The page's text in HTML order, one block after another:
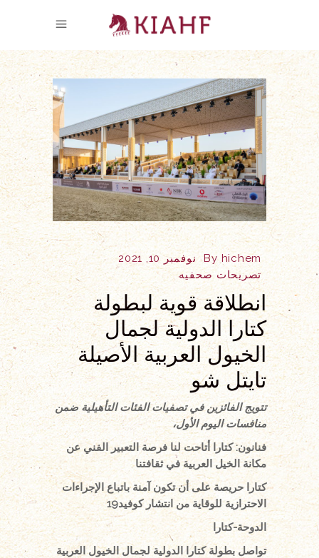
By hichem
نوفمبر 10, 2021
تصريحات صحفيه
انطلاقة قوية لبطولة
كتارا الدولية لجمال
الخيول العربية الأصيلة
تايتل شو
تتويج الفائزين في تصفيات الفئات التأهيلية ضمن
منافسات اليوم الأول،
فنانون: كتارا أتاحت لنا فرصة التعبير الفني عن
مكانة الخيل العربية في ثقافتنا
كتارا حريصة على أن تكون آمنة باتباع الإجراءات
الاحترازية للوقاية من انتشار كوفيد19
الدوحة-كتارا
تواصل بطولة كتارا الدولية لجمال الخيول العربية